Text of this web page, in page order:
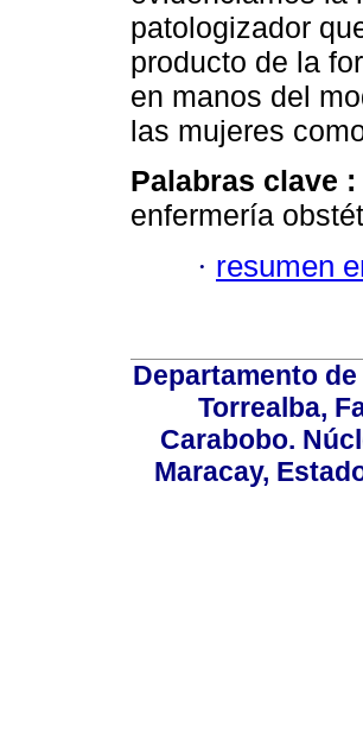
patologizador
producto de la
en manos del
las mujeres
Palabras clave :
enfermería
· resumen
Departamento
Torrealba,
Carabobo.
Maracay,